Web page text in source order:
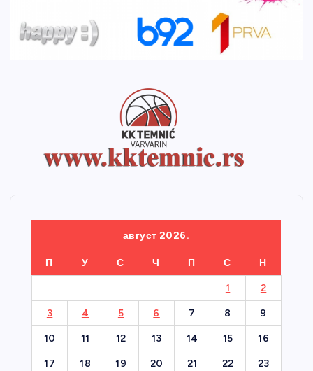
август 2026.
П У С Ч П С Н
1 2
3 4 5 6 7 8 9
10 11 12 13 14 15 16
17 18 19 20 21 22 23